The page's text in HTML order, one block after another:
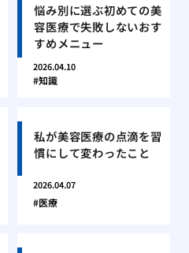
悩み別に選ぶ初めての美
容医療で失敗しないおす
すめメニュー
2026.04.10
知識
私が美容医療の点滴を習
慣にして変わったこと
2026.04.07
医療